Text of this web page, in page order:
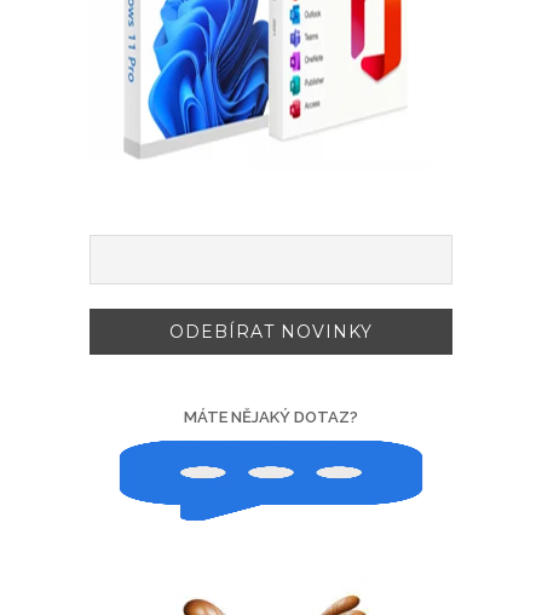
MÁTE NĚJAKÝ DOTAZ?